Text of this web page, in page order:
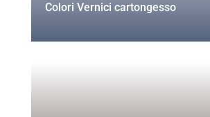
Colori Vernici cartongesso